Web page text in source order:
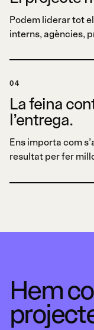
Podem liderar tot
interns, agències,
04
La feina
l’entrega.
Ens importa com
resultat per fer
Hem